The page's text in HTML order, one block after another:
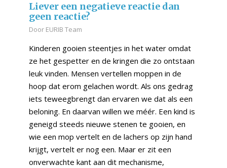
Liever een negatieve reactie dan
geen reactie?
Door EURIB Team
Kinderen gooien steentjes in het water omdat
ze het gespetter en de kringen die zo ontstaan
leuk vinden. Mensen vertellen moppen in de
hoop dat erom gelachen wordt. Als ons gedrag
iets teweegbrengt dan ervaren we dat als een
beloning. En daarvan willen we méér. Een kind is
geneigd steeds nieuwe stenen te gooien, en
wie een mop vertelt en de lachers op zijn hand
krijgt, vertelt er nog een. Maar er zit een
onverwachte kant aan dit mechanisme,